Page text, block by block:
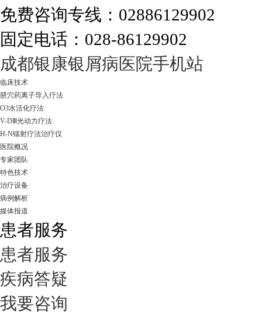
走进成都：满足您的治愈需求
免费咨询专线：02886129902
固定电话：028-86129902
成都银康银屑病医院手机站
临床技术
脐穴药离子导入疗法
O3水活化疗法
V-DⅢ光动力疗法
H-N镭射疗法治疗仪
医院概况
专家团队
特色技术
治疗设备
病例解析
媒体报道
患者服务
患者服务
疾病答疑
我要咨询